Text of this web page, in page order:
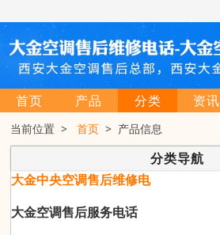
首页 产品 分类 资讯
当前位置 >首页 > 产品信息
分类导航
大金中央空调售后维修电
大金空调售后服务电话